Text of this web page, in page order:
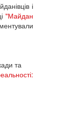
і
"Майдан
та